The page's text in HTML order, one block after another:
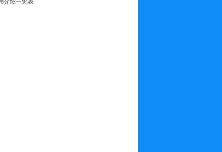
介绍一览表